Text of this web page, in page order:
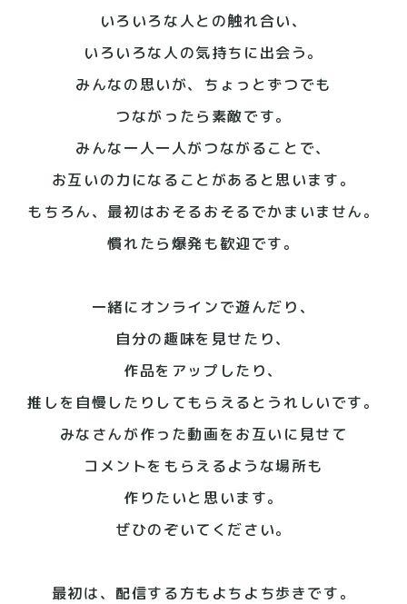
いろいろな人との触れ合い、
いろいろな人の気持ちに出会う。
みんなの思いが、ちょっとずつでも
つながったら素敵です。
みんな一人一人がつながることで、
お互いの力になることがあると思います。
もちろん、最初はおそるおそるでかまいません。
慣れたら爆発も歓迎です。
一緒にオンラインで遊んだり、
自分の趣味を見せたり、
作品をアップしたり、
推しを自慢したりしてもらえると うれしいです。
みなさんが作った動画をお互いに見せて
コメントをもらえるような場所も
作りたいと思います。
ぜひのぞいてください。
最初は、配信する方もよちよち歩きです。